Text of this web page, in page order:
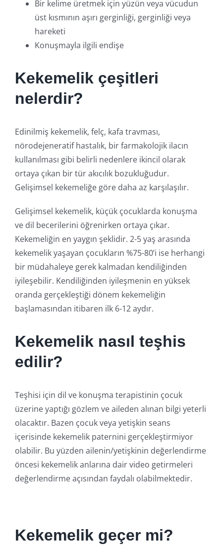
Bir kelime üretmek için yüzün veya vücudun
üst kısmının aşırı gerginliği, gerginliği veya
hareketi
Konuşmayla ilgili endişe
Kekemelik çeşitleri
nelerdir?
Edinilmiş kekemelik, felç, kafa travması,
nörodejeneratif hastalık, bir farmakolojik ilacın
kullanılması gibi belirli nedenlere ikincil olarak
ortaya çıkan bir tür akıcılık bozukluğudur.
Gelişimsel kekemeliğe göre daha az karşılaşılır.
Gelişimsel kekemelik, küçük çocuklarda konuşma
ve dil becerilerini öğrenirken ortaya çıkar.
Kekemeliğin en yaygın şeklidir. 2-5 yaş arasında
kekemelik yaşayan çocukların %75-80’i ise herhangi
bir müdahaleye gerek kalmadan kendiliğinden
iyileşebilir. Kendiliğinden iyileşmenin en yüksek
oranda gerçekleştiği dönem kekemeliğin
başlamasından itibaren ilk 6-12 aydır.
Kekemelik nasıl teşhis
edilir?
Teşhisi için dil ve konuşma terapistinin çocuk
üzerine yaptığı gözlem ve aileden alınan bilgi yeterli
olacaktır. Bazen çocuk veya yetişkin seans
içerisinde kekemelik paternini gerçekleştirmiyor
olabilir. Bu yüzden ailenin/yetişkinin değerlendirme
öncesi kekemelik anlarına dair video getirmeleri
değerlendirme açısından faydalı olabilmektedir.
Kekemelik geçer mi?